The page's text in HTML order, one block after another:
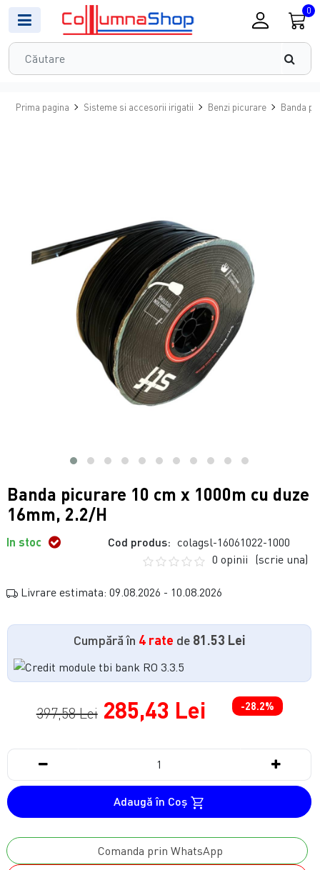
0
Prima pagina Sisteme si accesorii irigatii Benzi picurare Banda
Banda picurare 10 cm x 1000m cu duze
16mm, 2.2/H
In stoc Cod produs: colagsl-16061022-1000
0 opinii (scrie una)
Livrare estimata: 09.08.2026 - 10.08.2026
Cumpără în 4 rate de 81.53 Lei
397,58 Lei 285,43 Lei -28.2%
Adaugă în Coş
Comanda prin WhatsApp